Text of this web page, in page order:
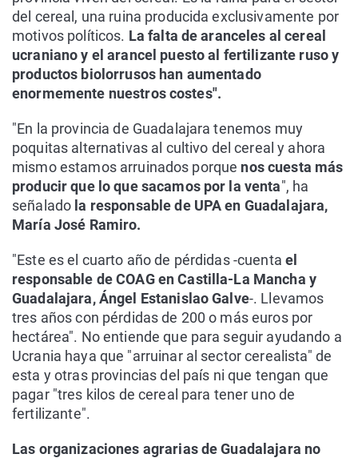
del cereal, una ruina producida exclusivamente por
motivos políticos. La falta de aranceles al cereal
ucraniano y el arancel puesto al fertilizante ruso y
productos biolorrusos han aumentado
enormemente nuestros costes".
"En la provincia de Guadalajara tenemos muy
poquitas alternativas al cultivo del cereal y ahora
mismo estamos arruinados porque nos cuesta más
producir que lo que sacamos por la venta", ha
señalado la responsable de UPA en Guadalajara,
María José Ramiro.
"Este es el cuarto año de pérdidas -cuentael
responsable de COAG en Castilla-La Mancha y
Guadalajara, Ángel Estanislao Galve-. Llevamos
tres años con pérdidas de 200 o más euros por
hectárea". No entiende que para seguir ayudando a
Ucrania haya que "arruinar al sector cerealista" de
esta y otras provincias del país ni que tengan que
pagar "tres kilos de cereal para tener uno de
fertilizante".
Las organizaciones agrarias de Guadalajara no